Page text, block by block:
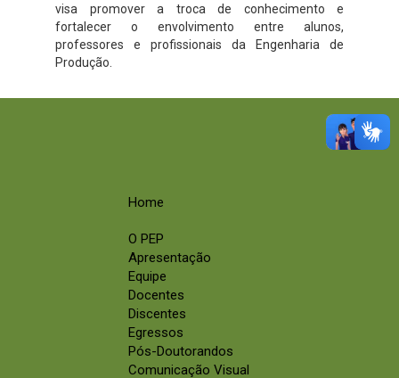
visa promover a troca de conhecimento e
fortalecer o envolvimento entre alunos,
professores e profissionais da Engenharia de
Produção.
Home
O PEP
Apresentação
Equipe
Docentes
Discentes
Egressos
Pós-Doutorandos
Comunicação Visual